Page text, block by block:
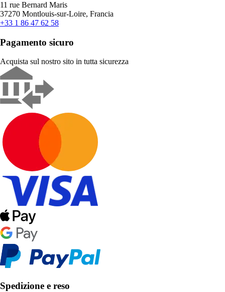
11 rue Bernard Maris
37270 Montlouis-sur-Loire, Francia
+33 1 86 47 62 58
Pagamento sicuro
Acquista sul nostro sito in tutta sicurezza
Spedizione e reso